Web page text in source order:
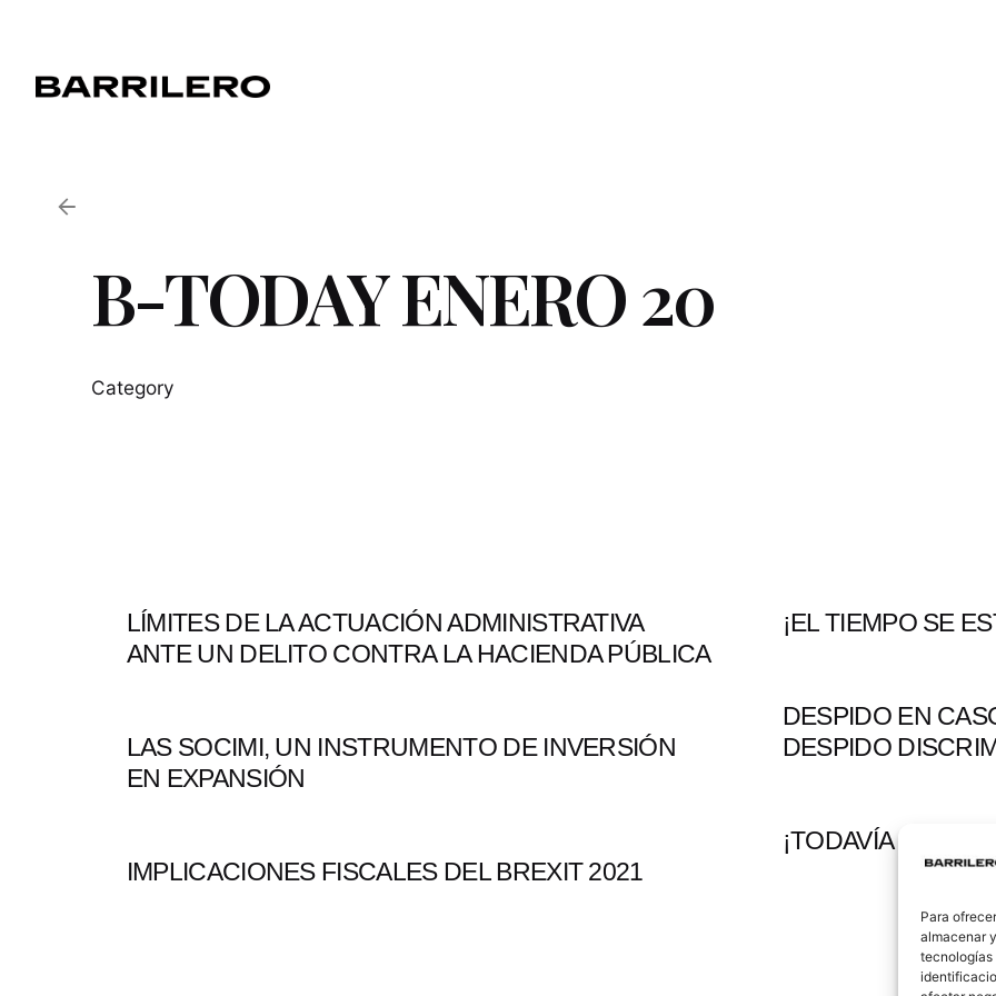
Para
almacenar
tecnologías
content
B-TODAY ENERO 20
Category
LÍMITES DE LA ACTUACIÓN ADMINISTRATIVA
ANTE UN DELITO CONTRA LA HACIENDA PÚBLICA
¡EL TIEMPO SE
LAS SOCIMI, UN INSTRUMENTO DE INVERSIÓN
EN EXPANSIÓN
DESPIDO EN
DESPIDO
IMPLICACIONES FISCALES DEL BREXIT 2021
¡TODAVÍA